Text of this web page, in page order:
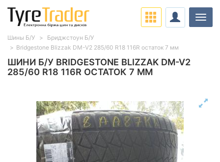
ШИНИ Б/У BRIDGESTONE BLIZZAK DM-V2
285/60 R18 116R ОСТАТОК 7 ММ
Шины Б/У
Бриджстоун Б/У
Bridgestone Blizzak DM-V2 285/60 R18 116R остаток 7 мм